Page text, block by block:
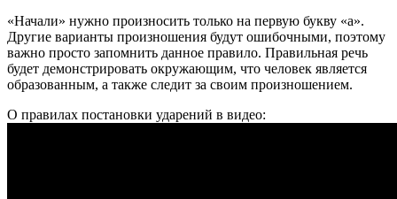
«Начали» нужно произносить только на первую букву «а».
Другие варианты произношения будут ошибочными, поэтому
важно просто запомнить данное правило. Правильная речь
будет демонстрировать окружающим, что человек является
образованным, а также следит за своим произношением.
О правилах постановки ударений в видео: